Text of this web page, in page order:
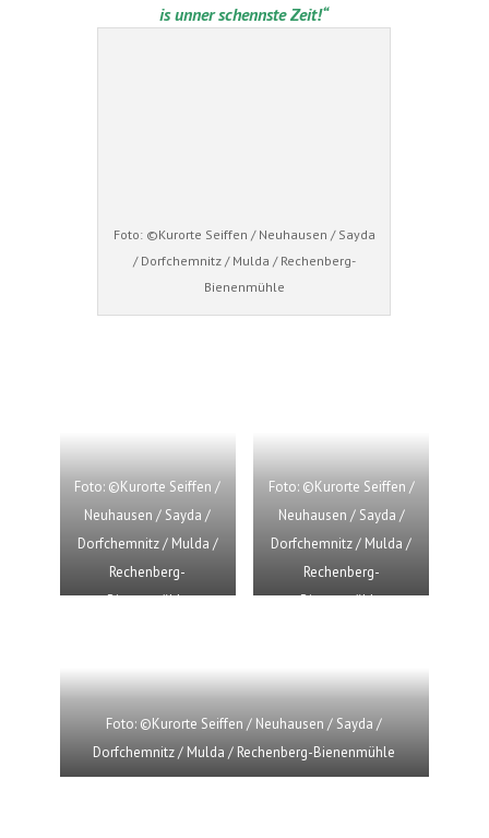
is unner schennste Zeit!“
Foto: ©Kurorte Seiffen / Neuhausen / Sayda
/ Dorfchemnitz / Mulda / Rechenberg-
Bienenmühle
Foto: ©Kurorte Seiffen /
Neuhausen / Sayda /
Dorfchemnitz / Mulda /
Rechenberg-
Bienenmühle
Foto: ©Kurorte Seiffen /
Neuhausen / Sayda /
Dorfchemnitz / Mulda /
Rechenberg-
Bienenmühle
Foto: ©Kurorte Seiffen / Neuhausen / Sayda /
Dorfchemnitz / Mulda / Rechenberg-Bienenmühle